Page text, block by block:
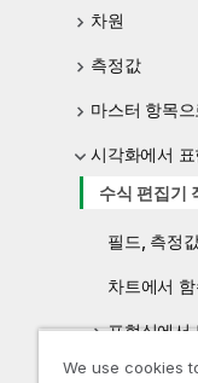
차원
측정값
마스터 항목
시각화에서
수식 편집기
필드, 측정
차트에서
표현식에서
We use cookies